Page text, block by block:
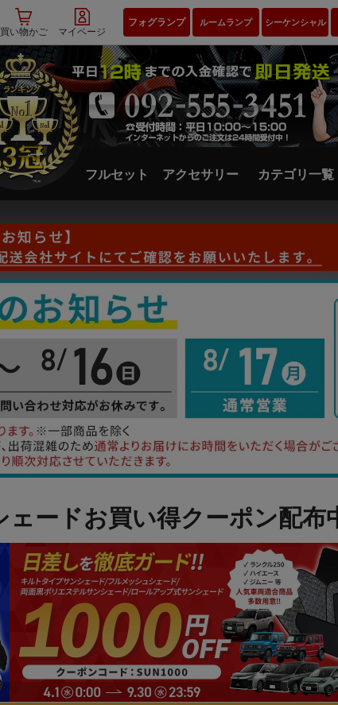
買い物かご マイページ
フォグランプ ルームランプ シーケンシャル